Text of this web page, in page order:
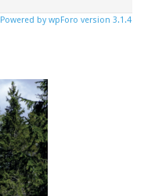
Powered by wpForo version 3.1.4